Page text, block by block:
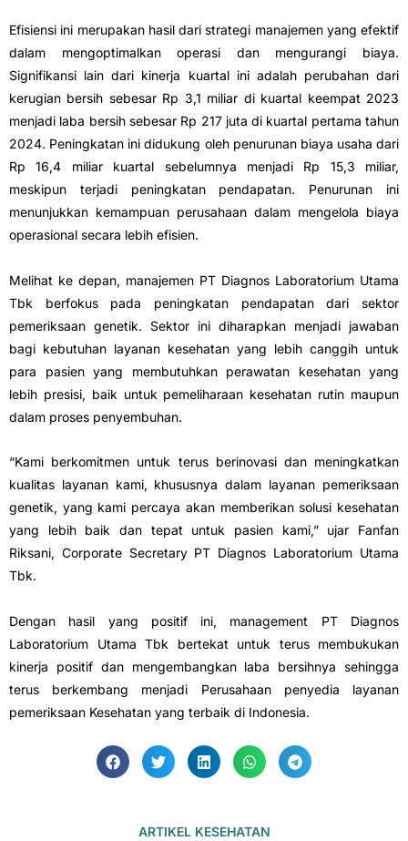
Efisiensi ini merupakan hasil dari strategi manajemen yang efektif
dalam mengoptimalkan operasi dan mengurangi biaya.
Signifikansi lain dari kinerja kuartal ini adalah perubahan dari
kerugian bersih sebesar Rp 3,1 miliar di kuartal keempat 2023
menjadi laba bersih sebesar Rp 217 juta di kuartal pertama tahun
2024. Peningkatan ini didukung oleh penurunan biaya usaha dari
Rp 16,4 miliar kuartal sebelumnya menjadi Rp 15,3 miliar,
meskipun terjadi peningkatan pendapatan. Penurunan ini
menunjukkan kemampuan perusahaan dalam mengelola biaya
operasional secara lebih efisien.
Melihat ke depan, manajemen PT Diagnos Laboratorium Utama
Tbk berfokus pada peningkatan pendapatan dari sektor
pemeriksaan genetik. Sektor ini diharapkan menjadi jawaban
bagi kebutuhan layanan kesehatan yang lebih canggih untuk
para pasien yang membutuhkan perawatan kesehatan yang
lebih presisi, baik untuk pemeliharaan kesehatan rutin maupun
dalam proses penyembuhan.
“Kami berkomitmen untuk terus berinovasi dan meningkatkan
kualitas layanan kami, khususnya dalam layanan pemeriksaan
genetik, yang kami percaya akan memberikan solusi kesehatan
yang lebih baik dan tepat untuk pasien kami,” ujar Fanfan
Riksani, Corporate Secretary PT Diagnos Laboratorium Utama
Tbk.
Dengan hasil yang positif ini, management PT Diagnos
Laboratorium Utama Tbk bertekat untuk terus membukukan
kinerja positif dan mengembangkan laba bersihnya sehingga
terus berkembang menjadi Perusahaan penyedia layanan
pemeriksaan Kesehatan yang terbaik di Indonesia.
ARTIKEL KESEHATAN